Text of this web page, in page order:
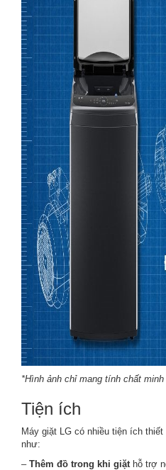
*Hình ảnh chỉ mang tính chất minh
Tiện ích
Máy giặt LG có nhiều tiện ích
như:
– Thêm đồ trong khi giặthỗ trợ